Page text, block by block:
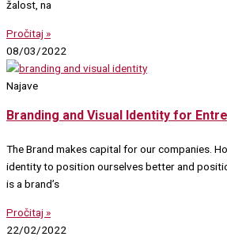
žalost, na
Pročitaj »
08/03/2022
Najave
Branding and Visual Identity for
The Brand makes capital for our companies.
identity to position ourselves better and
is a brand’s
Pročitaj »
22/02/2022